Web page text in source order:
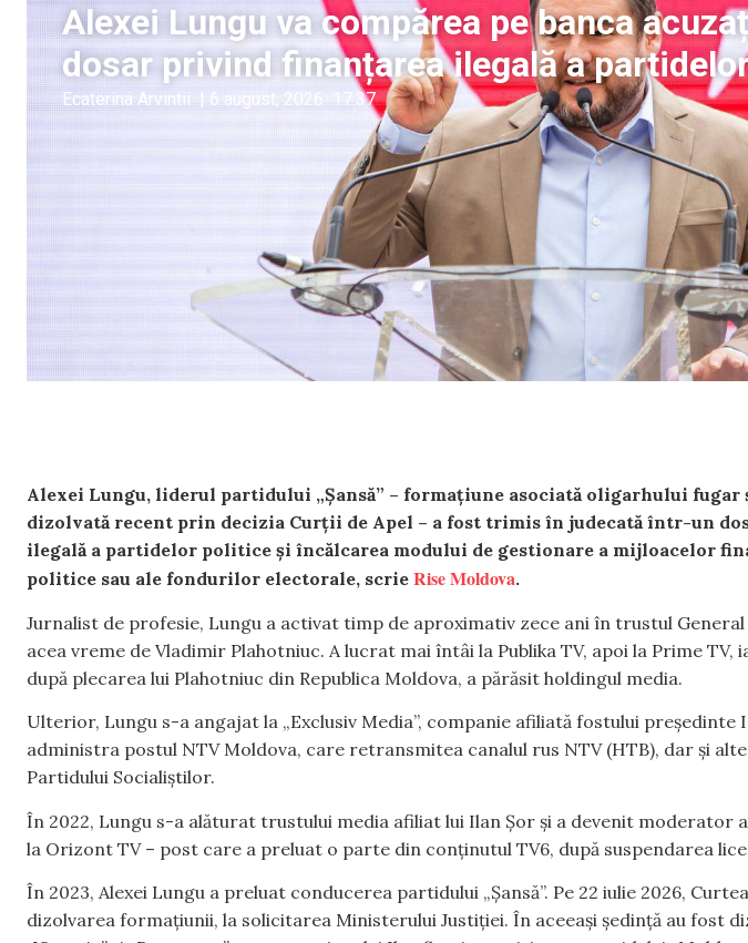
Alexei Lungu va compărea pe banca
dosar privind finanțarea ilegală a
Ecaterina Arvintii 6 august, 2026 17:37
Alexei Lungu, liderul partidului „Șansă” – formațiune asociată oligarhului fugar
dizolvată recent prin decizia Curții de Apel – a fost trimis în judecată într-un
ilegală a partidelor politice și încălcarea modului de gestionare a mijloacelor
politice sau ale fondurilor electorale, scrie Rise Moldova.
Jurnalist de profesie, Lungu a activat timp de aproximativ zece ani în trustul
acea vreme de Vladimir Plahotniuc. A lucrat mai întâi la Publika TV, apoi la Prime TV,
după plecarea lui Plahotniuc din Republica Moldova, a părăsit holdingul media.
Ulterior, Lungu s-a angajat la „Exclusiv Media”, companie afiliată fostului președinte
administra postul NTV Moldova, care retransmitea canalul rus NTV (HTB), dar și
Partidului Socialiștilor.
În 2022, Lungu s-a alăturat trustului media afiliat lui Ilan Șor și a devenit moderator
la Orizont TV – post care a preluat o parte din conținutul TV6, după suspendarea
În 2023, Alexei Lungu a preluat conducerea partidului „Șansă”. Pe 22 iulie 2026,
dizolvarea formațiunii, la solicitarea Ministerului Justiției. În aceeași ședință au fost